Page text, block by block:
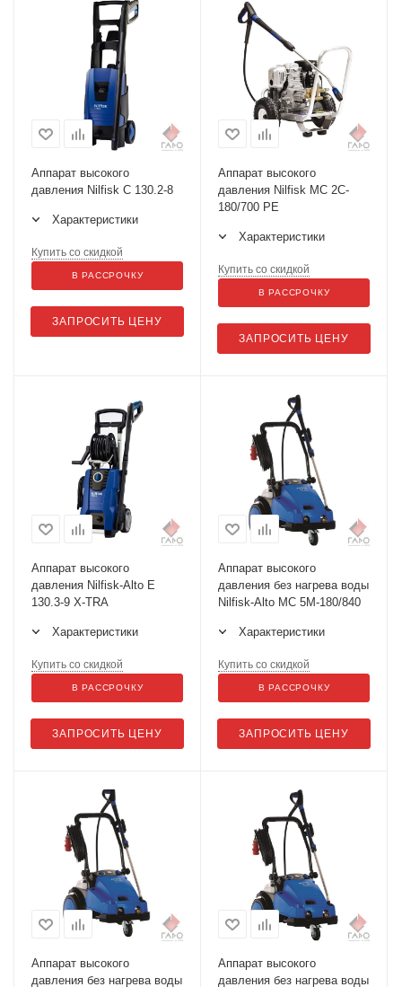
Аппарат высокого
давления Nilfisk C 130.2-8
Характеристики
ЗАПРОСИТЬ ЦЕНУ
Купить со скидкой
В РАССРОЧКУ
Аппарат высокого
давления Nilfisk MC 2C-
180/700 PE
Характеристики
ЗАПРОСИТЬ ЦЕНУ
Купить со скидкой
В РАССРОЧКУ
Аппарат высокого
давления Nilfisk-Alto E
130.3-9 X-TRA
Характеристики
ЗАПРОСИТЬ ЦЕНУ
Купить со скидкой
В РАССРОЧКУ
Аппарат высокого
давления без нагрева воды
Nilfisk-Alto MC 5M-180/840
Характеристики
ЗАПРОСИТЬ ЦЕНУ
Купить со скидкой
В РАССРОЧКУ
Аппарат высокого
давления без нагрева воды
Аппарат высокого
давления без нагрева воды